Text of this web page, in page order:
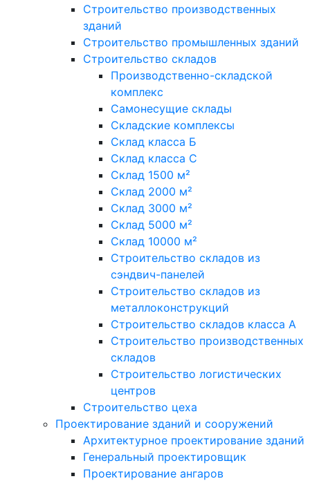
Строительство производственных
зданий
Строительство промышленных зданий
Строительство складов
Производственно-складской
комплекс
Самонесущие склады
Складские комплексы
Склад класса Б
Склад класса С
Склад 1500 м²
Склад 2000 м²
Склад 3000 м²
Склад 5000 м²
Склад 10000 м²
Строительство складов из
сэндвич-панелей
Строительство складов из
металлоконструкций
Строительство складов класса А
Строительство производственных
складов
Строительство логистических
центров
Строительство цеха
Проектирование зданий и сооружений
Архитектурное проектирование зданий
Генеральный проектировщик
Проектирование ангаров